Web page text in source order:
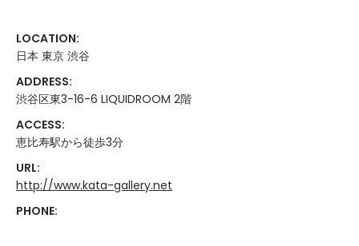
LOCATION:
日本 東京 渋谷
ADDRESS:
渋谷区東3-16-6 LIQUIDROOM 2階
ACCESS:
恵比寿駅から徒歩3分
URL:
http://www.kata-gallery.net
PHONE: